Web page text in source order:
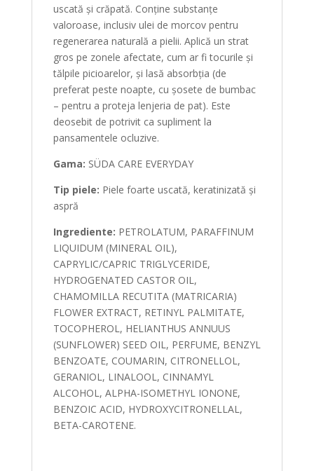
uscată și crăpată. Conține substanțe
valoroase, inclusiv ulei de morcov pentru
regenerarea naturală a pielii. Aplică un strat
gros pe zonele afectate, cum ar fi tocurile și
tălpile picioarelor, și lasă absorbția (de
preferat peste noapte, cu șosete de bumbac
– pentru a proteja lenjeria de pat). Este
deosebit de potrivit ca supliment la
pansamentele ocluzive.
Gama: SÜDA CARE EVERYDAY
Tip piele: Piele foarte uscată, keratinizată și
aspră
Ingrediente: PETROLATUM, PARAFFINUM
LIQUIDUM (MINERAL OIL),
CAPRYLIC/CAPRIC TRIGLYCERIDE,
HYDROGENATED CASTOR OIL,
CHAMOMILLA RECUTITA (MATRICARIA)
FLOWER EXTRACT, RETINYL PALMITATE,
TOCOPHEROL, HELIANTHUS ANNUUS
(SUNFLOWER) SEED OIL, PERFUME, BENZYL
BENZOATE, COUMARIN, CITRONELLOL,
GERANIOL, LINALOOL, CINNAMYL
ALCOHOL, ALPHA-ISOMETHYL IONONE,
BENZOIC ACID, HYDROXYCITRONELLAL,
BETA-CAROTENE.